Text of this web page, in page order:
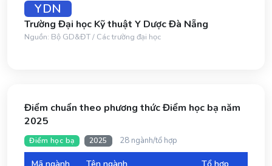
YDN
Trường Đại học Kỹ thuật Y Dược Đà Nẵng
Nguồn: Bộ GD&ĐT / Các trường đại học
Điểm chuẩn theo phương thức Điểm học bạ năm
2025
Điểm học bạ 2025 28 ngành/tổ hợp